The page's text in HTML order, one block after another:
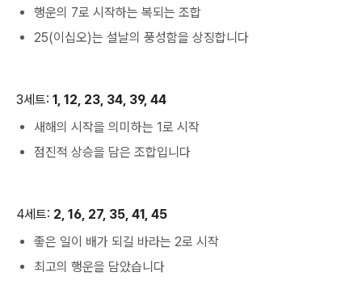
행운의 7로 시작하는 복되는 조합
25(이십오)는 설날의 풍성함을 상징합니다
3세트: 1, 12, 23, 34, 39, 44
새해의 시작을 의미하는 1로 시작
점진적 상승을 담은 조합입니다
4세트: 2, 16, 27, 35, 41, 45
좋은 일이 배가 되길 바라는 2로 시작
최고의 행운을 담았습니다